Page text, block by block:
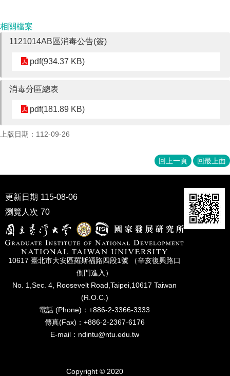
職
學
國
究
期
刊
口
試
所
相關檔案
1121014AB區消毒公告(簽)
pdf(934.37 KB)
消毒分區總表
pdf(181.89 KB)
上版日期：112-09-26
回上一頁 回最上面
更新日期 115-08-06
瀏覽人次 70
10617 臺北市⼤安區羅斯福路四段1號 （辛亥復興路⼝
側⾨進入）
No. 1,Sec. 4, Roosevelt Road,Taipei,10617 Taiwan
(R.O.C.)
電話 (Phone)：+886-2-3366-3333
傳真(Fax)：+886-2-2367-6176
E-mail：ndintu@ntu.edu.tw
Copyright © 2020